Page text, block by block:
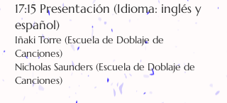
17:15 Presentación (Idioma: inglés y
español)
Iñaki Torre (Escuela de​ Doblaje de
Canciones)
Nicholas Saunders (Escuela de​ Doblaje de
Canciones)